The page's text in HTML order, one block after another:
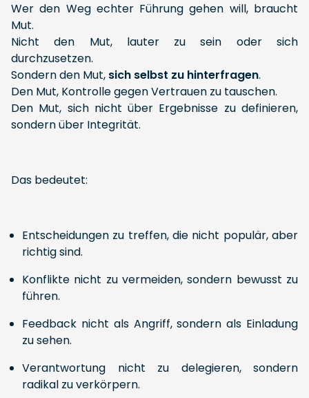
Wer den Weg echter Führung gehen will, braucht
Mut.
Nicht den Mut, lauter zu sein oder sich
durchzusetzen.
Sondern den Mut, sich selbst zu hinterfragen.
Den Mut, Kontrolle gegen Vertrauen zu tauschen.
Den Mut, sich nicht über Ergebnisse zu definieren,
sondern über Integrität.
Das bedeutet:
Entscheidungen zu treffen, die nicht populär, aber
richtig sind.
Konflikte nicht zu vermeiden, sondern bewusst zu
führen.
Feedback nicht als Angriff, sondern als Einladung
zu sehen.
Verantwortung nicht zu delegieren, sondern
radikal zu verkörpern.